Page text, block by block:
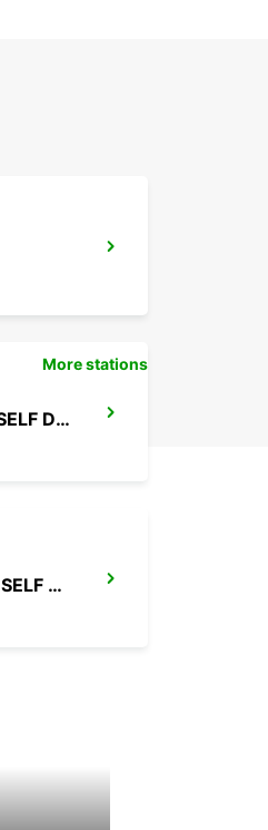
BLANTYRE INT AIRPORT SELF DRIVE
DAR ES SALAAM INT APT SELF DRIVE
More stations